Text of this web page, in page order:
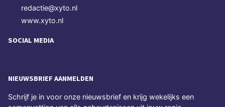
redactie@xyto.nl
www.xyto.nl
SOCIAL MEDIA
NIEUWSBRIEF AANMELDEN
Schrijf je in voor onze nieuwsbrief en krijg wekelijks een